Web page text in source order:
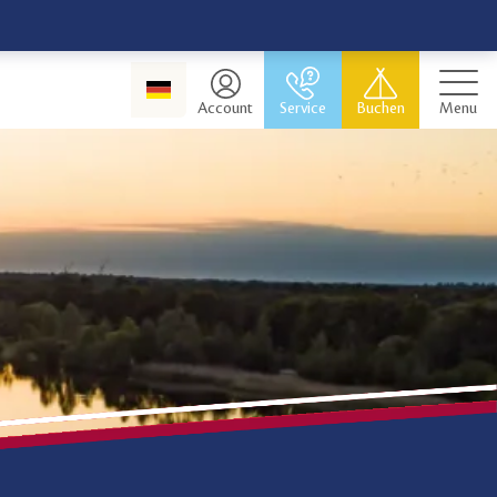
Account Service Buchen Menu